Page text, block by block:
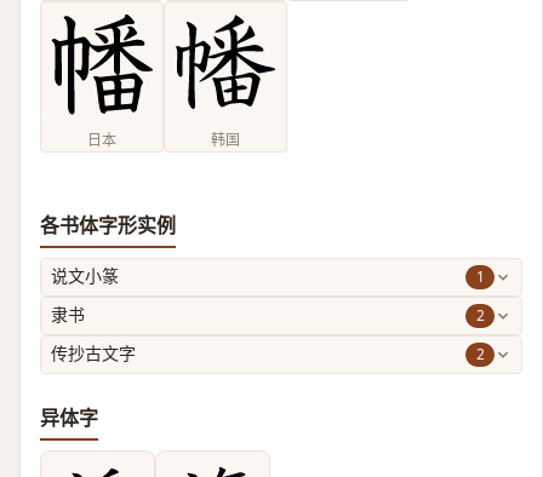
日本 韩国
各书体字形实例
说文小篆 1
隶书 2
传抄古文字 2
异体字